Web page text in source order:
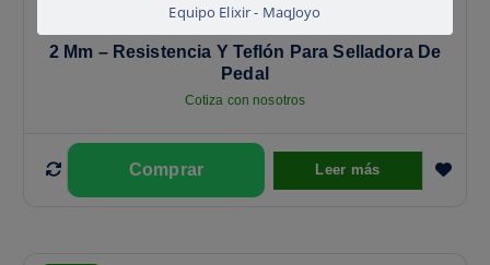
2 Mm – Resistencia Y Teflón Para Selladora De
Pedal
Cotiza con nosotros
Leer más
Equipo Elixir - MaqJoyo